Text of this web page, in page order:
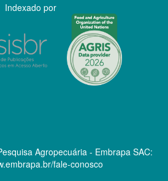
Indexado por
Agropecuária - Embrapa SAC:
fale-conosco